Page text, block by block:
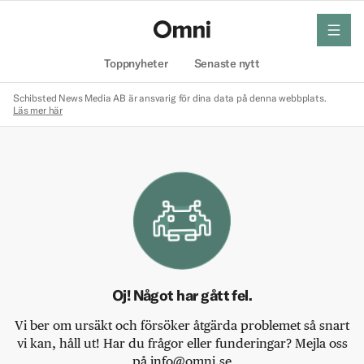
Toppnyheter Senaste nytt
meny
Schibsted News Media AB är ansvarig för dina data på denna webbplats.
Läs mer här
Oj! Något har gått fel.
Vi ber om ursäkt och försöker åtgärda problemet så snart
vi kan, håll ut! Har du frågor eller funderingar? Mejla oss